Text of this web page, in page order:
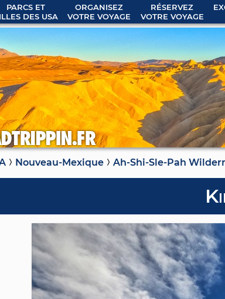
PARCS ET
DES USA
ORGANISEZ
VOTRE VOYAGE
RÉSERVEZ
VOTRE VOYAGE
Nouveau-Mexique Ah-Shi-Sle-Pah